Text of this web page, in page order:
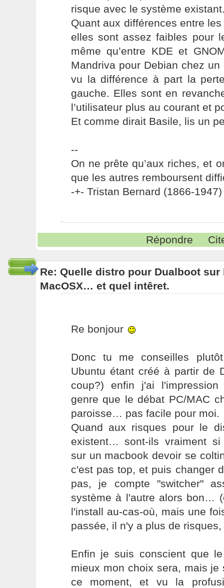
risque avec le système
Quant aux différences entre
elles sont assez faibles pour
même qu’entre KDE et
Mandriva pour Debian chez un
vu la différence à part la
gauche. Elles sont en
l’utilisateur plus au courant et
Et comme dirait Basile, lis un
--
On ne prête qu’aux riches, et
que les autres remboursent
-+- Tristan Bernard (1866-1947)
Répondre
Re: Quelle distro pour Dualboot sur
MacOSX… et quel intêret.
Re bonjour
Donc tu me conseilles
Ubuntu étant créé à partir de
coup?) enfin j'ai
genre que le débat PC/MAC
paroisse… pas facile pour moi.
Quand aux risques pour le
existent… sont-ils vraiment si
sur un macbook devoir se
c'est pas top, et puis changer
pas, je compte "switcher"
système à l'autre alors bon…
l'install au-cas-où, mais une
passée, il n'y a plus de risques,
Enfin je suis conscient que
mieux mon choix sera, mais
ce moment, et vu la